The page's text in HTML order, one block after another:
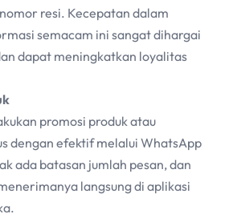
resi. Kecepatan dalam
semacam ini sangat dihargai
dapat meningkatkan loyalitas
promosi produk atau
dengan efektif melalui WhatsApp
ada batasan jumlah pesan, dan
langsung di aplikasi